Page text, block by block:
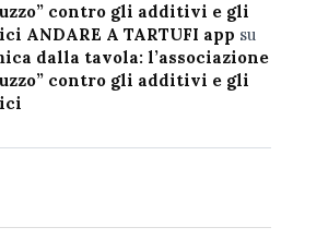
contro gli additivi e gli
ANDARE A TARTUFI app su
dalla tavola: l’associazione
contro gli additivi e gli